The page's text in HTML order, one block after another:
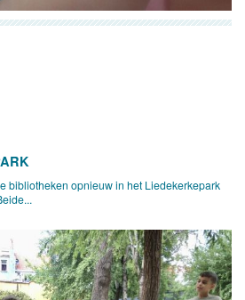
bibliotheken opnieuw in het Liedekerkepark